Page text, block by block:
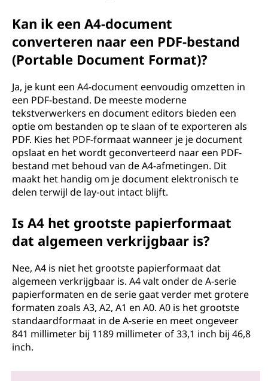
Kan ik een A4-document
converteren naar een PDF-bestand
(Portable Document Format)?
Ja, je kunt een A4-document eenvoudig omzetten in
een PDF-bestand. De meeste moderne
tekstverwerkers en document editors bieden een
optie om bestanden op te slaan of te exporteren als
PDF. Kies het PDF-formaat wanneer je je document
opslaat en het wordt geconverteerd naar een PDF-
bestand met behoud van de A4-afmetingen. Dit
maakt het handig om je document elektronisch te
delen terwijl de lay-out intact blijft.
Is A4 het grootste papierformaat
dat algemeen verkrijgbaar is?
Nee, A4 is niet het grootste papierformaat dat
algemeen verkrijgbaar is. A4 valt onder de A-serie
papierformaten en de serie gaat verder met grotere
formaten zoals A3, A2, A1 en A0. A0 is het grootste
standaardformaat in de A-serie en meet ongeveer
841 millimeter bij 1189 millimeter of 33,1 inch bij 46,8
inch.